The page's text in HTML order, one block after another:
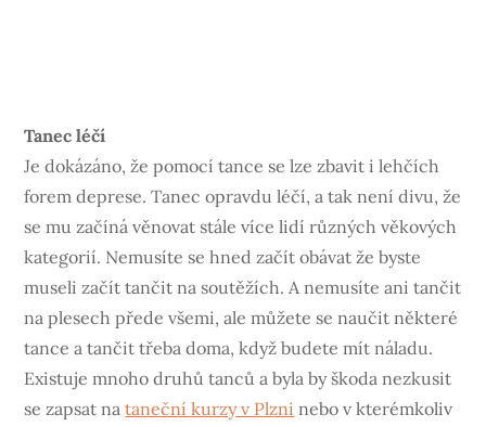
Tanec léčí
Je dokázáno, že pomocí tance se lze zbavit i lehčích
forem deprese. Tanec opravdu léčí, a tak není divu, že
se mu začíná věnovat stále více lidí různých věkových
kategorií. Nemusíte se hned začít obávat že byste
museli začít tančit na soutěžích. A nemusíte ani tančit
na plesech přede všemi, ale můžete se naučit některé
tance a tančit třeba doma, když budete mít náladu.
Existuje mnoho druhů tanců a byla by škoda nezkusit
se zapsat nataneční kurzy v Plzni nebo v kterémkoliv